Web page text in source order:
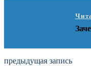
предыдущая запись